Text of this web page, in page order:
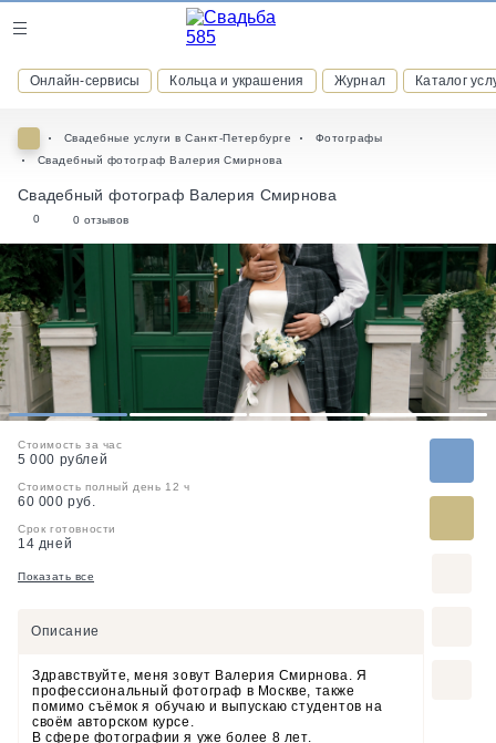
Онлайн-сервисы Кольца и украшения Журнал Каталог
присоединяйтесь к закрытому сообществу и получайте
скидки и бонусы за участие
РЕГИСТРАЦИЯ
Свадебные услуги в Санкт-Петербурге
Фотографы
Свадебный фотограф Валерия Смирнова
Свадебный фотограф Валерия Смирнова
0 0 отзывов
1 2 3 4
Стоимость за час
5 000 рублей
Стоимость полный день 12 ч
60 000 руб.
Срок готовности
14 дней
Показать все
Описание
Здравствуйте, меня зовут Валерия Смирнова. Я
профессиональный фотограф в Москве, также
помимо съёмок я обучаю и выпускаю студентов на
своём авторском курсе.
‌В сфере фотографии я уже более 8 лет.